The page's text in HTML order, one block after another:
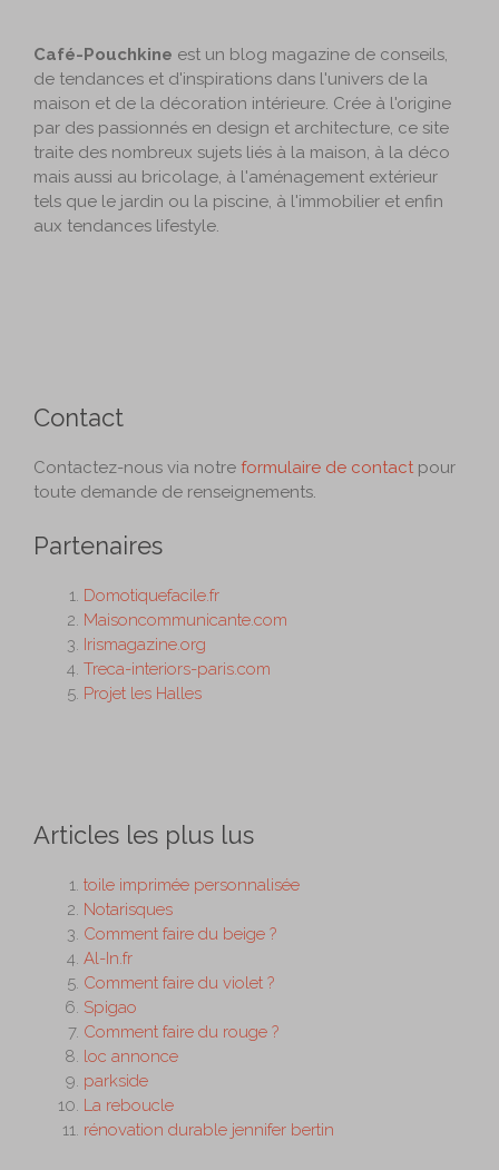
Café-Pouchkine est un blog magazine de conseils,
de tendances et d'inspirations dans l'univers de la
maison et de la décoration intérieure. Crée à l'origine
par des passionnés en design et architecture, ce site
traite des nombreux sujets liés à la maison, à la déco
mais aussi au bricolage, à l'aménagement extérieur
tels que le jardin ou la piscine, à l'immobilier et enfin
aux tendances lifestyle.
Contact
Contactez-nous via notre formulaire de contact pour
toute demande de renseignements.
Partenaires
Domotiquefacile.fr
Maisoncommunicante.com
Irismagazine.org
Treca-interiors-paris.com
Projet les Halles
Articles les plus lus
toile imprimée personnalisée
Notarisques
Comment faire du beige ?
Al-In.fr
Comment faire du violet ?
Spigao
Comment faire du rouge ?
loc annonce
parkside
La reboucle
rénovation durable jennifer bertin